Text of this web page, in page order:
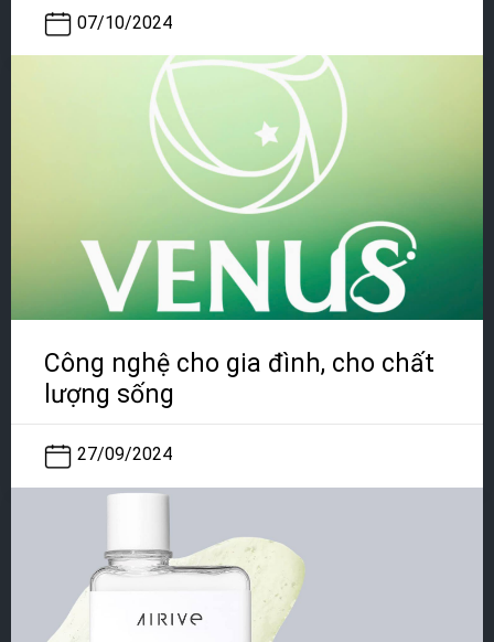
07/10/2024
Công nghệ cho gia đình, cho chất
lượng sống
27/09/2024